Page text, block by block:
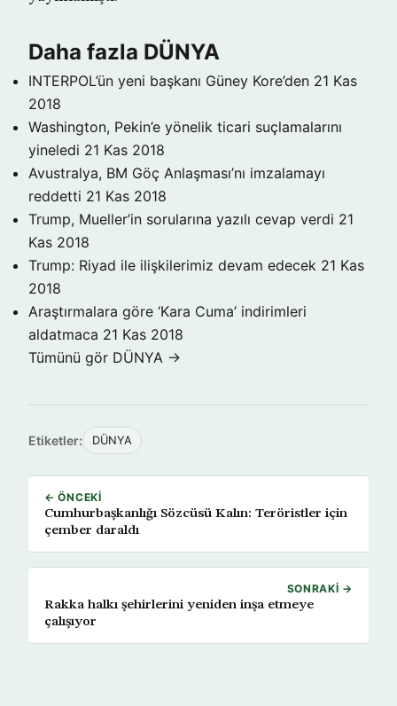
Daha fazla DÜNYA
INTERPOL’ün yeni başkanı Güney Kore’den 21 Kas
2018
Washington, Pekin’e yönelik ticari suçlamalarını
yineledi 21 Kas 2018
Avustralya, BM Göç Anlaşması’nı imzalamayı
reddetti 21 Kas 2018
Trump, Mueller’in sorularına yazılı cevap verdi 21
Kas 2018
Trump: Riyad ile ilişkilerimiz devam edecek 21 Kas
2018
Araştırmalara göre ‘Kara Cuma’ indirimleri
aldatmaca 21 Kas 2018
Tümünü gör DÜNYA →
Etiketler: DÜNYA
← ÖNCEKI
Cumhurbaşkanlığı Sözcüsü Kalın: Teröristler için
çember daraldı
SONRAKI →
Rakka halkı şehirlerini yeniden inşa etmeye
çalışıyor